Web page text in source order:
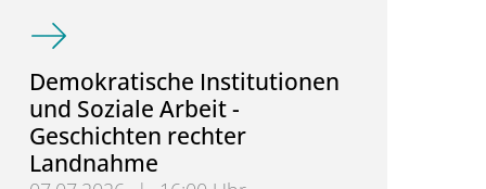
Bis 30.09.! bewerben für den MA
Demokratische Institutionen
und Soziale Arbeit -
Geschichten rechter
Landnahme